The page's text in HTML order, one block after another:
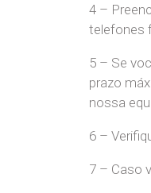
4 –
telefones
5 – Se
prazo
nossa
6 –
7 – Caso